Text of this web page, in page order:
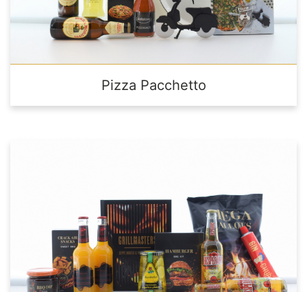
Pizza Pacchetto